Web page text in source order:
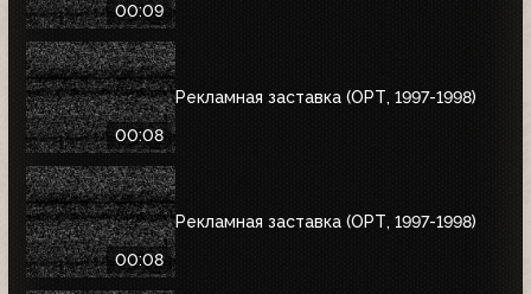
00:09
00:08
Рекламная заставка (ОРТ, 1997-1998)
00:08
Рекламная заставка (ОРТ, 1997-1998)